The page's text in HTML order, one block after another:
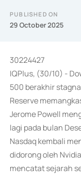
PUBLISHED ON
29 October 2025
30224427
IQPlus, (30/10) -
500 berakhir
Reserve
Jerome Powell
lagi pada bulan
Nasdaq kembali
didorong oleh
mencatat sejarah